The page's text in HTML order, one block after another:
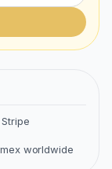
worldwide